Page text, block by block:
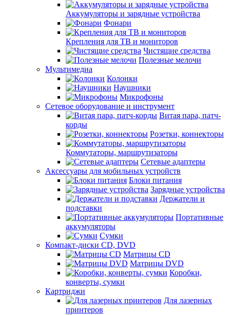
Аккумуляторы и зарядные устройства
Фонари
Крепления для ТВ и мониторов
Чистящие средства
Полезные мелочи
Мультимедиа
Колонки
Наушники
Микрофоны
Сетевое оборудование и инструмент
Витая пара, патч-
корды
Розетки, коннекторы
Коммутаторы, маршрутизаторы
Сетевые адаптеры
Аксессуары для мобильных устройств
Блоки питания
Зарядные устройства
Держатели и
подставки
Портативные
аккумуляторы
Сумки
Компакт-диски CD, DVD
Матрицы CD
Матрицы DVD
Коробки,
конверты, сумки
Картриджи
Для лазерных
принтеров